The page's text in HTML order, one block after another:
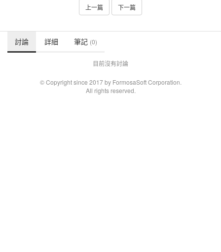
上一篇 下一篇
討論 詳細 筆記 (0)
目前沒有討論
© Copyright since 2017 by FormosaSoft Corporation.
All rights reserved.